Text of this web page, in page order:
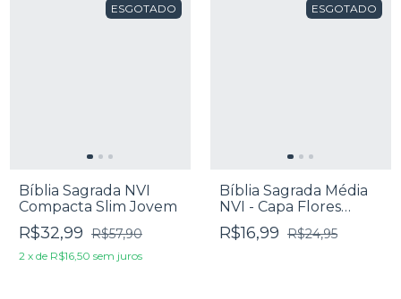
ESGOTADO
Bíblia Sagrada NVI
Compacta Slim Jovem
R$32,99 R$57,90
2 x de R$16,50 sem juros
ESGOTADO
Bíblia Sagrada Média
NVI - Capa Flores
Magnólia
R$16,99 R$24,95